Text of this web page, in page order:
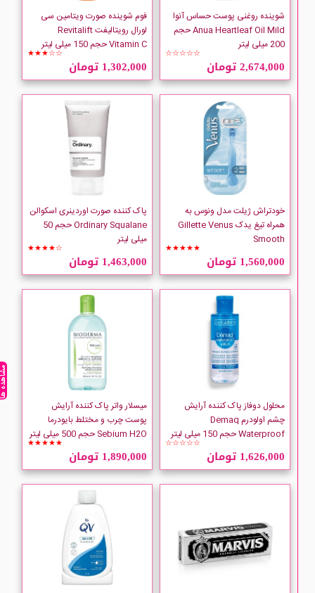
ATACHE
ATRAGIN
AURA CHAKE
AURELIEN
Autumn and May
AVENE
AXE
Babaria
Bad Lab
Bath And Body Works
Beauty Clinic
Belle Jardin
Bencer
Bic
شوینده روغنی پوست حساس آنوا
Anua Heartleaf Oil Mild حجم
200 میلی لیتر
☆☆☆☆☆
2,674,000 تومان
فوم شوینده صورت ویتامین سی
لورال رویتالیفت Revitalift
Vitamin C حجم 150 میلی لیتر
★★★☆☆
1,302,000 تومان
خودتراش ژیلت مدل ونوس به
همراه تیغ یدک Gillette Venus
Smooth
★★★★★
1,560,000 تومان
پاک کننده صورت اوردینری اسکوالن
Ordinary Squalane حجم 50
میلی لیتر
★★★★☆
1,463,000 تومان
محلول دوفاز پاک کننده آرایش
چشم اولودرم Demaq
Waterproof حجم 150 میلی لیتر
☆☆☆☆☆
1,626,000 تومان
میسلار واتر پاک کننده آرایش
پوست چرب و مختلط بایودرما
Sebium H2O حجم 500 میلی لیتر
★★★★★
1,890,000 تومان